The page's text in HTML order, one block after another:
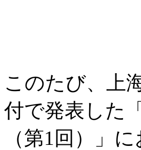
このたび、上
付で発表した
（第1回）」